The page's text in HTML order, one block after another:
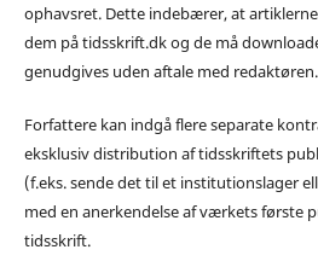
ophavsret. Dette indebærer, at
dem på tidsskrift.dk og de må
genudgives uden aftale med redaktøren.
Forfattere kan indgå flere separate
eksklusiv distribution af tidsskriftets
(f.eks. sende det til et institutionslager
med en anerkendelse af værkets første
tidsskrift.